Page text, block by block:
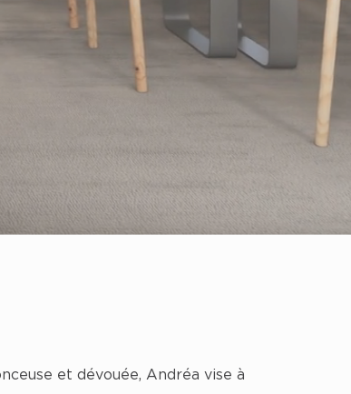
et dévouée, Andréa vise à